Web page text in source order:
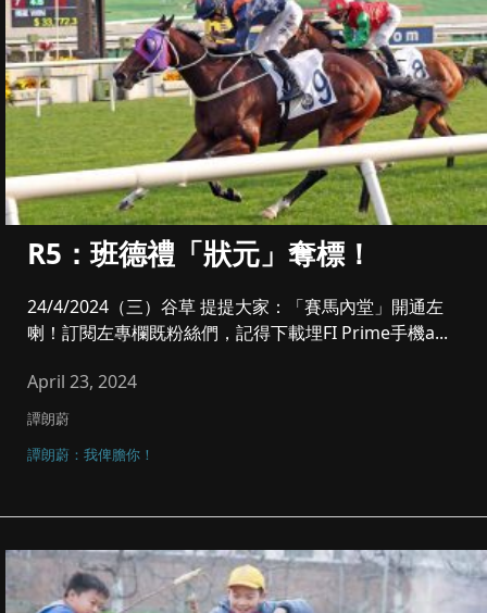
R5：班德禮「狀元」奪標！
24/4/2024（三）谷草 提提大家：「賽馬內堂」開通左
喇！訂閱左專欄既粉絲們，記得下載埋FI Prime手機a...
April 23, 2024
譚朗蔚
譚朗蔚：我俾膽你！